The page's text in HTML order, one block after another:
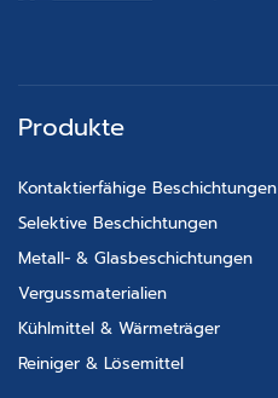
Produkte
Kontaktierfähige Beschichtungen
Selektive Beschichtungen
Metall- & Glasbeschichtungen
Vergussmaterialien
Kühlmittel & Wärmeträger
Reiniger & Lösemittel